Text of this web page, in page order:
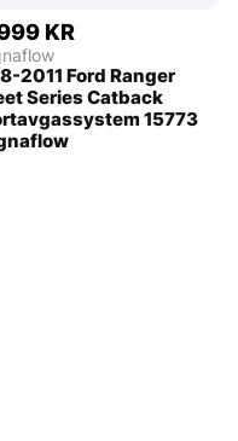
KR
2011 Ford Ranger
Series Catback
15773